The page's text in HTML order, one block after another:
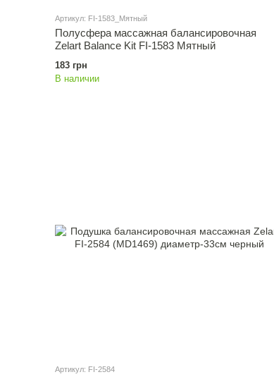
Артикул: FI-1583_Мятный
Полусфера массажная балансировочная
Zelart Balance Kit FI-1583 Мятный
183 грн
В наличии
Артикул: FI-2584